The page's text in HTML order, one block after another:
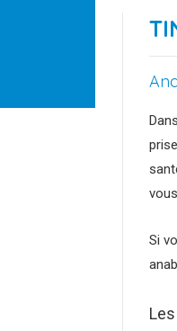
Si